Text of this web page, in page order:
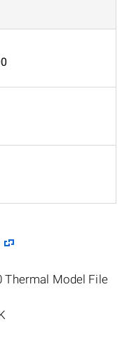
Thermal Model File